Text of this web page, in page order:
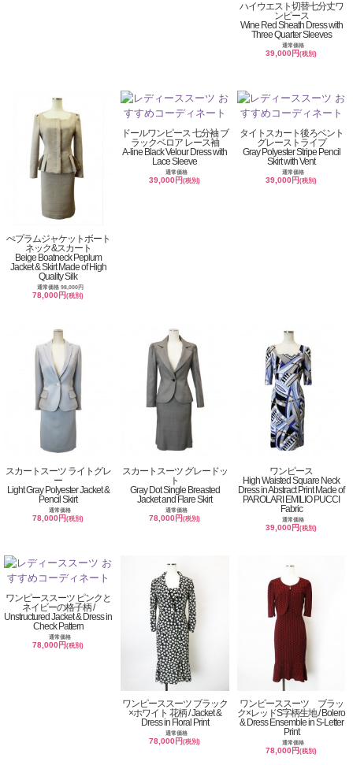
ハイウエスト切替七分丈ワ
ンピース
Wine Red Sheath Dress with
Three Quarter Sleeves
通常価格
39,000円(税別)
ぺプラムジャケットボート
ネック&スカート
Beige Boatneck Peplum
Jacket & Skirt Made of High
Quality Silk
通常価格 98,000円
78,000円(税別)
ドールワンピース 七分袖 ブ
ラックベロア レース袖
A-line Black Velour Dress with
Lace Sleeve
通常価格
39,000円(税別)
タイトスカート後ろベント
グレーストライプ
Gray Polyester Stripe Pencil
Skirt with Vent
通常価格
39,000円(税別)
スカートスーツ ライトグレ
ー
Light Gray Polyester Jacket &
Pencil Skirt
通常価格
78,000円(税別)
スカートスーツ グレードッ
ト
Gray Dot Single Breasted
Jacket and Flare Skirt
通常価格
78,000円(税別)
ワンピース
High Waisted Square Neck
Dress in Abstract Print Made of
PAROLARI EMILIO PUCCI
Fabric
通常価格
39,000円(税別)
ワンピーススーツ ピンクと
ネイビーの格子柄 /
Unstructured Jacket & Dress in
Check Pattern
通常価格
78,000円(税別)
ワンピーススーツ ブラック
×ホワイト 花柄 / Jacket &
Dress in Floral Print
通常価格
78,000円(税別)
ワンピーススーツ ブラッ
ク×レッドS字柄生地 / Bolero
& Dress Ensemble in S-Letter
Print
通常価格
78,000円(税別)